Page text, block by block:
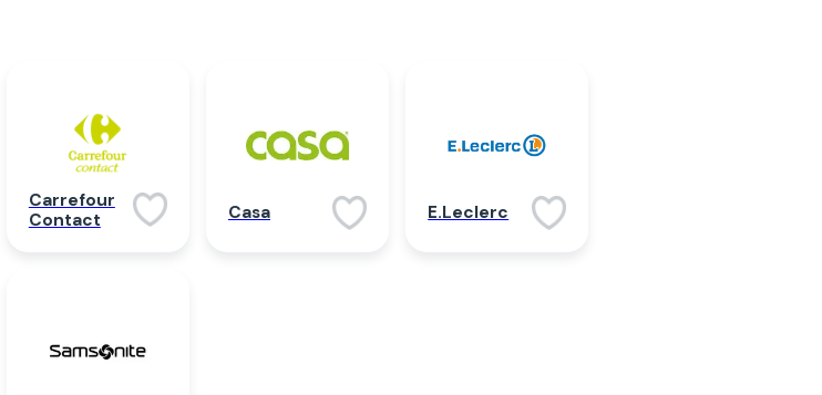
Carrefour
Contact
Casa E.Leclerc